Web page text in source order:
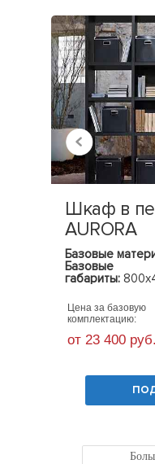
Шкаф в
AURORA
Базовые
Базовые
габариты:
Цена за базовую
комплектацию:
от 23 400 руб.